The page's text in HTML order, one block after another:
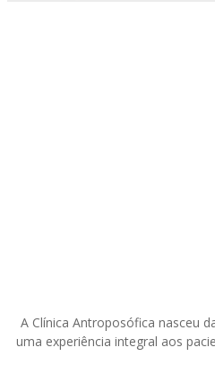
A Clínica Antroposófica nasceu
uma experiência integral aos